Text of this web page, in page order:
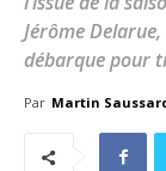
Jérôme
débarque pour
Par Martin